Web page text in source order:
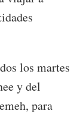
los martes
y del
para